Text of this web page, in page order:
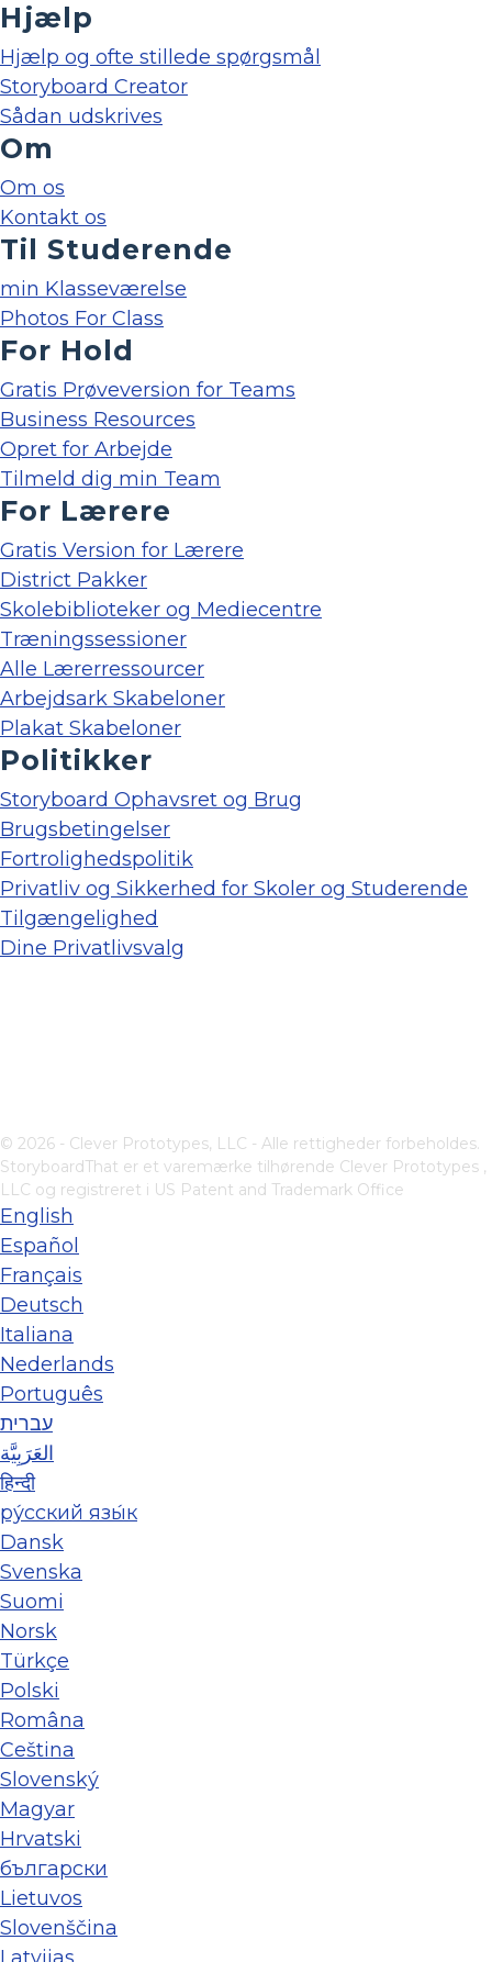
Hjælp
Hjælp og ofte stillede spørgsmål
Storyboard Creator
Sådan udskrives
Om
Om os
Kontakt os
Til Studerende
min Klasseværelse
Photos For Class
For Hold
Gratis Prøveversion for Teams
Business Resources
Opret for Arbejde
Tilmeld dig min Team
For Lærere
Gratis Version for Lærere
District Pakker
Skolebiblioteker og Mediecentre
Træningssessioner
Alle Lærerressourcer
Arbejdsark Skabeloner
Plakat Skabeloner
Politikker
Storyboard Ophavsret og Brug
Brugsbetingelser
Fortrolighedspolitik
Privatliv og Sikkerhed for Skoler og Studerende
Tilgængelighed
Dine Privatlivsvalg
© 2026 - Clever Prototypes, LLC - Alle rettigheder forbeholdes.
StoryboardThat er et varemærke tilhørende Clever Prototypes ,
LLC og registreret i US Patent and Trademark Office
English
Español
Français
Deutsch
Italiana
Nederlands
Português
עברית
العَرَبِيَّة
हिन्दी
ру́сский язы́к
Dansk
Svenska
Suomi
Norsk
Türkçe
Polski
Româna
Ceština
Slovenský
Magyar
Hrvatski
български
Lietuvos
Slovenščina